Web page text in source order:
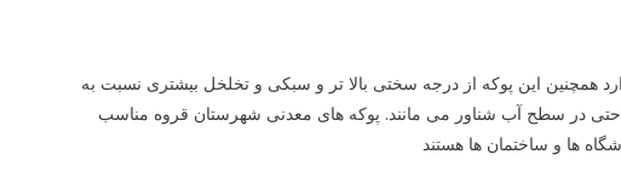
همچنین این پوکه از درجه سختی بالا تر و سبکی و تخلخل بیشتری نسبت به
در سطح آب شناور می ‌مانند. پوکه های معدنی شهرستان قروه مناسب
ها و ساختمان ها هستند